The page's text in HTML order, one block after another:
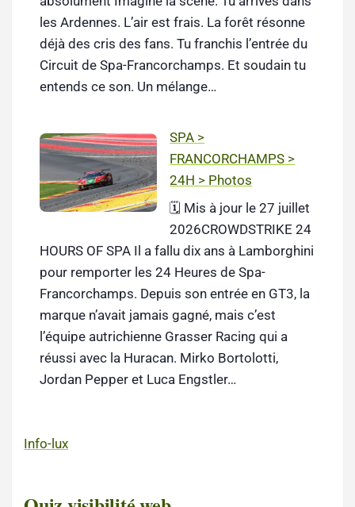
les Ardennes. L’air est frais. La forêt résonne
déjà des cris des fans. Tu franchis l’entrée du
Circuit de Spa-Francorchamps. Et soudain tu
entends ce son. Un mélange…
SPA >
FRANCORCHAMPS >
24H > Photos
🗓️ Mis à jour le 27 juillet
2026CROWDSTRIKE 24
HOURS OF SPA Il a fallu dix ans à Lamborghini
pour remporter les 24 Heures de Spa-
Francorchamps. Depuis son entrée en GT3, la
marque n’avait jamais gagné, mais c’est
l’équipe autrichienne Grasser Racing qui a
réussi avec la Huracan. Mirko Bortolotti,
Jordan Pepper et Luca Engstler…
Info-lux